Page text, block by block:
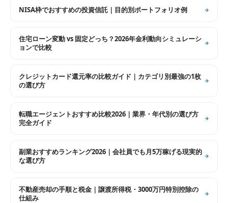
NISA枠でおすすめの投資信託｜目的別ポートフォリオ例
住宅ローン変動 vs 固定どっち？2026年金利動向シミュレーシ
ョンで比較
クレジットカード還元率の比較ガイド｜カテゴリ別最強の1枚
の選び方
転職エージェントおすすめ比較2026｜業界・年代別の選び方
完全ガイド
副業おすすめランキング2026｜会社員でも月5万稼げる現実的
な選び方
不動産売却の手順と税金｜譲渡所得税・3000万円特別控除の
仕組み